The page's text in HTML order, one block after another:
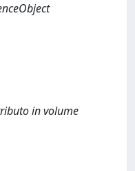
in volume